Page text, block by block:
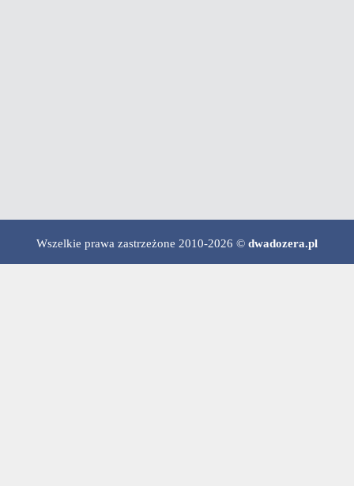
Wszelkie prawa zastrzeżone 2010-2026 © dwadozera.pl